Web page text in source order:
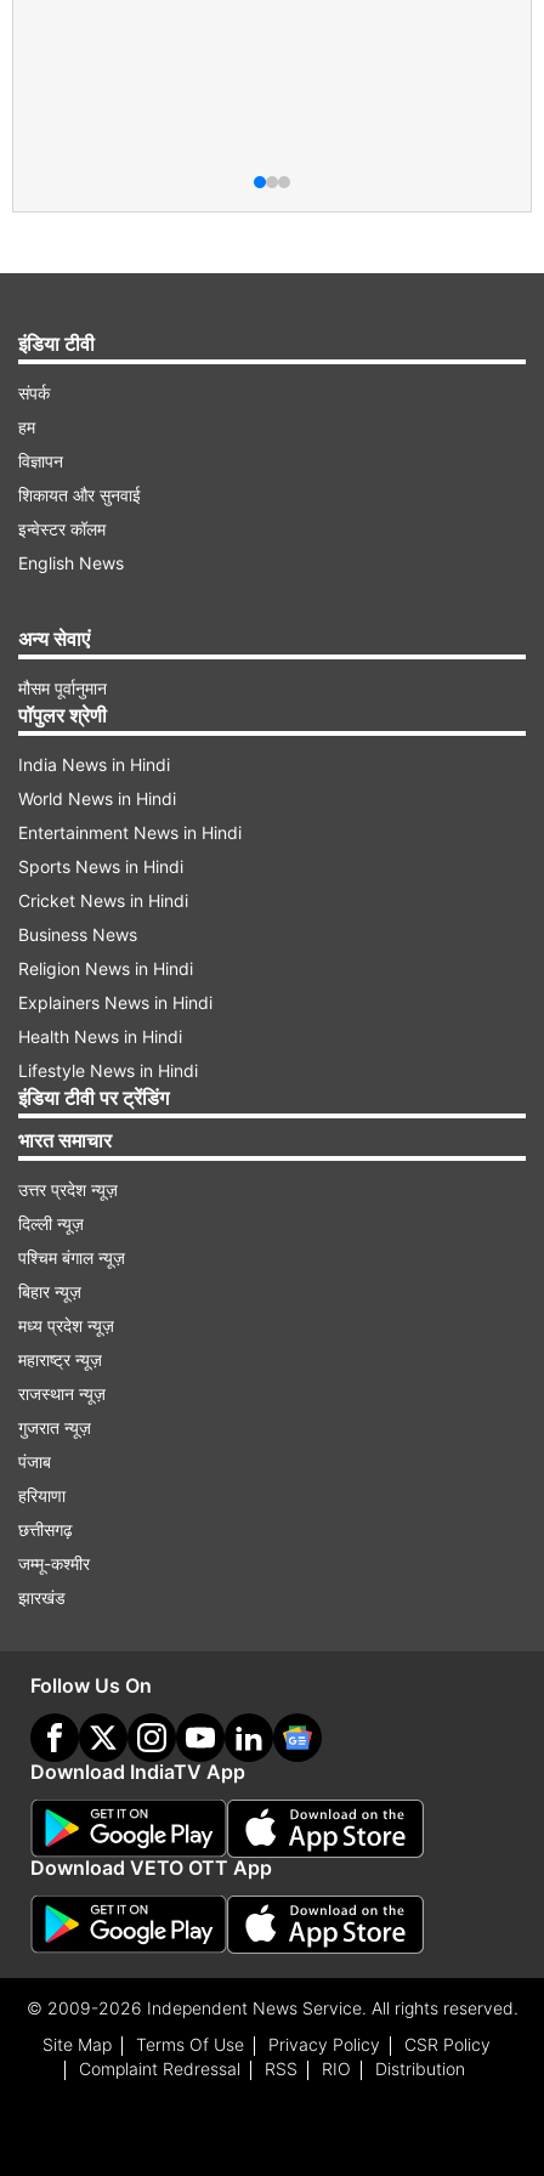
इंडिया टीवी
संपर्क
हम
विज्ञापन
शिकायत और सुनवाई
इन्वेस्टर कॉलम
English News
अन्य सेवाएं
मौसम पूर्वानुमान
पॉपुलर श्रेणी
India News in Hindi
World News in Hindi
Entertainment News in Hindi
Sports News in Hindi
Cricket News in Hindi
Business News
Religion News in Hindi
Explainers News in Hindi
Health News in Hindi
Lifestyle News in Hindi
इंडिया टीवी पर ट्रेंडिंग
भारत समाचार
उत्तर प्रदेश न्यूज़
दिल्ली न्यूज़
पश्चिम बंगाल न्यूज़
बिहार न्यूज़
मध्य प्रदेश न्यूज़
महाराष्ट्र न्यूज़
राजस्थान न्यूज़
गुजरात न्यूज़
पंजाब
हरियाणा
छत्तीसगढ़
जम्मू-कश्मीर
झारखंड
Follow Us On
Download IndiaTV App
Download VETO OTT App
© 2009-2026 Independent News Service. All rights reserved.
Site Map
Terms Of Use Privacy Policy
CSR Policy
Complaint Redressal
RSS RIO Distribution